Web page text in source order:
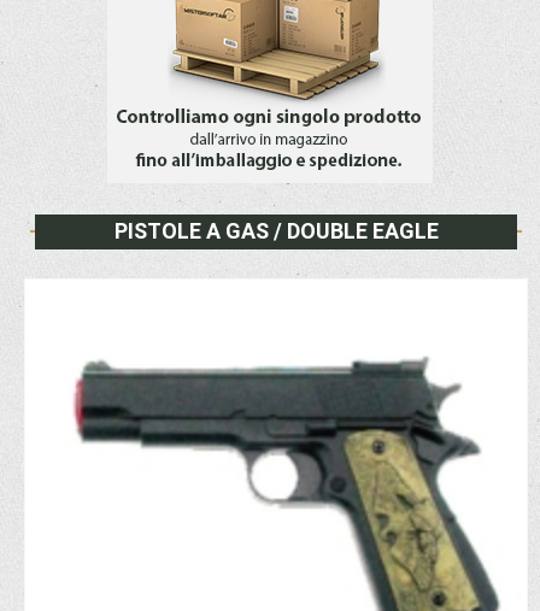
PISTOLE A GAS / DOUBLE EAGLE